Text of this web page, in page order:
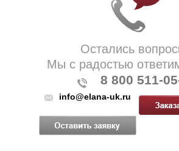
Остались
Мы с радостью
8 800 511-
info@elana-uk.ru